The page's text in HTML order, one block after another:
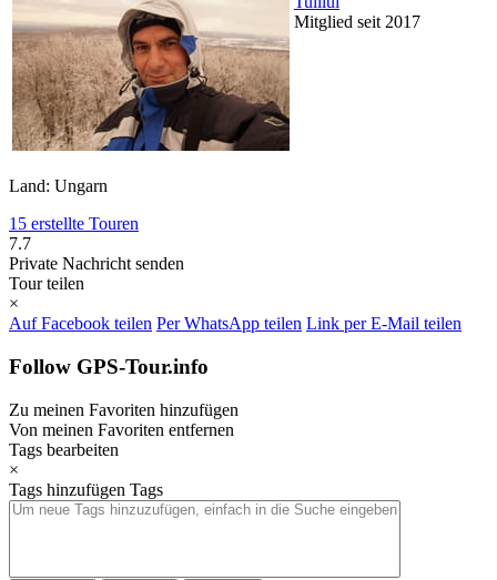
Mitglied seit 2017
Land: Ungarn
15 erstellte Touren
7.7
Private Nachricht senden
Tour teilen
×
Auf Facebook teilen Per WhatsApp teilen Link per E-Mail teilen
Follow GPS-Tour.info
Zu meinen Favoriten hinzufügen
Von meinen Favoriten entfernen
Tags bearbeiten
×
Tags hinzufügen Tags